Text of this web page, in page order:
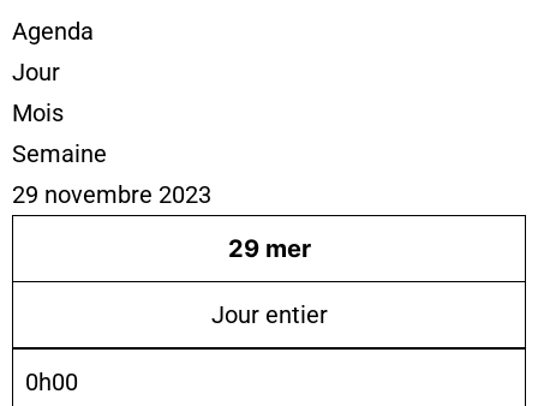
Agenda
Jour
Mois
Semaine
29 novembre 2023
29 mer
Jour entier
0h00